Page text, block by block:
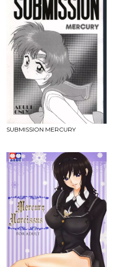
SUBMISSION MERCURY